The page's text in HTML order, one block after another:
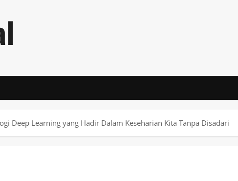
Deep Learning yang Hadir Dalam Keseharian Kita Tanpa Disadari